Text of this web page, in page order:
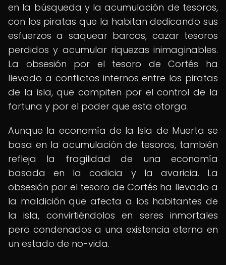
en la búsqueda y la acumulación de tesoros,
con los piratas que la habitan dedicando sus
esfuerzos a saquear barcos, cazar tesoros
perdidos y acumular riquezas inimaginables.
La obsesión por el tesoro de Cortés ha
llevado a conflictos internos entre los piratas
de la isla, que compiten por el control de la
fortuna y por el poder que esta otorga.
Aunque la economía de la Isla de Muerta se
basa en la acumulación de tesoros, también
refleja la fragilidad de una economía
basada en la codicia y la avaricia. La
obsesión por el tesoro de Cortés ha llevado a
la maldición que afecta a los habitantes de
la isla, convirtiéndolos en seres inmortales
pero condenados a una existencia eterna en
un estado de no-vida.